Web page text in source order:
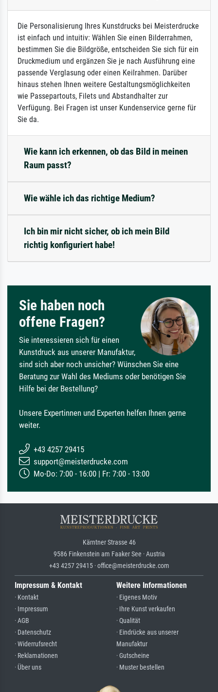
Die Personalisierung Ihres Kunstdrucks bei Meisterdrucke
ist einfach und intuitiv: Wählen Sie einen Bilderrahmen,
bestimmen Sie die Bildgröße, entscheiden Sie sich für ein
Druckmedium und ergänzen Sie je nach Ausführung eine
passende Verglasung oder einen Keilrahmen. Darüber
hinaus stehen Ihnen weitere Gestaltungsmöglichkeiten
wie Passepartouts, Filets und Abstandhalter zur
Verfügung. Bei Fragen ist unser Kundenservice gerne für
Sie da.
Wie kann ich erkennen, ob das Bild in meinen
Raum passt?
Wie wähle ich das richtige Medium?
Ich bin mir nicht sicher, ob ich mein Bild
richtig konfiguriert habe!
Sie haben noch
offene Fragen?
Sie interessieren sich für einen
Kunstdruck aus unserer Manufaktur,
sind sich aber noch unsicher? Wünschen Sie eine
Beratung zur Wahl des Mediums oder benötigen Sie
Hilfe bei der Bestellung?
Unsere Expertinnen und Experten helfen Ihnen gerne
weiter.
+43 4257 29415
support@meisterdrucke.com
Mo-Do: 7:00 - 16:00 | Fr: 7:00 - 13:00
Kärntner Strasse 46
9586 Finkenstein am Faaker See · Austria
+43 4257 29415 · office@meisterdrucke.com
Impressum & Kontakt
· Kontakt
· Impressum
· AGB
· Datenschutz
· Widerrufsrecht
· Reklamationen
· Über uns
Weitere Informationen
· Eigenes Motiv
· Ihre Kunst verkaufen
· Qualität
· Eindrücke aus unserer
Manufaktur
· Gutscheine
· Muster bestellen